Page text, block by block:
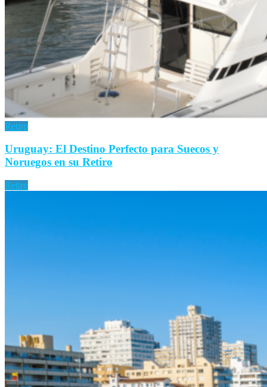
Retiro
Uruguay: El Destino Perfecto para Suecos y
Noruegos en su Retiro
Retiro